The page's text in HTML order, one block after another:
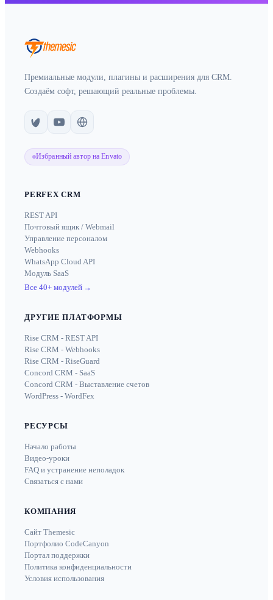
Премиальные модули, плагины и расширения для CRM.
Создаём софт, решающий реальные проблемы.
Избранный автор на Envato
PERFEX CRM
REST API
Почтовый ящик / Webmail
Управление персоналом
Webhooks
WhatsApp Cloud API
Модуль SaaS
Все 40+ модулей →
ДРУГИЕ ПЛАТФОРМЫ
Rise CRM - REST API
Rise CRM - Webhooks
Rise CRM - RiseGuard
Concord CRM - SaaS
Concord CRM - Выставление счетов
WordPress - WordFex
РЕСУРСЫ
Начало работы
Видео-уроки
FAQ и устранение неполадок
Связаться с нами
КОМПАНИЯ
Сайт Themesic
Портфолио CodeCanyon
Портал поддержки
Политика конфиденциальности
Условия использования